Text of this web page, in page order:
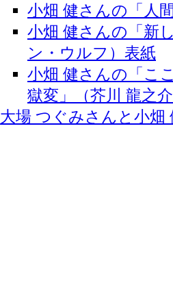
小畑 健さんの「人
小畑 健さんの「新
ン・ウルフ）表紙
小畑 健さんの「こ
獄変」（芥川 龍之
大場 つぐみさんと小